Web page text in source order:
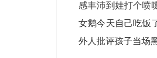
感丰沛到娃打个喷
女鹅今天自己吃饭
外人批评孩子当场